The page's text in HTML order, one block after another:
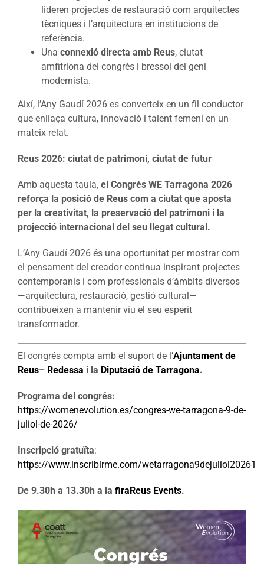
lideren projectes de restauració com arquitectes
tècniques i l’arquitectura en institucions de
referència.
Una connexió directa amb Reus, ciutat
amfitriona del congrés i bressol del geni
modernista.
Així, l’Any Gaudí 2026 es converteix en un fil conductor
que enllaça cultura, innovació i talent femení en un
mateix relat.
Reus 2026: ciutat de patrimoni, ciutat de futur
Amb aquesta taula, el Congrés WE Tarragona 2026
reforça la posició de Reus com a ciutat que aposta
per la creativitat, la preservació del patrimoni i la
projecció internacional del seu llegat cultural.
L’Any Gaudí 2026 és una oportunitat per mostrar com
el pensament del creador continua inspirant projectes
contemporanis i com professionals d’àmbits diversos
—arquitectura, restauració, gestió cultural—
contribueixen a mantenir viu el seu esperit
transformador.
El congrés compta amb el suport de l’Ajuntament de
Reus– Redessa i la Diputació de Tarragona.
Programa del congrés:
https://womenevolution.es/congres-we-tarragona-9-de-
juliol-de-2026/
Inscripció gratuïta:
https://www.inscribirme.com/wetarragona9dejuliol20261
De 9.30h a 13.30h a la firaReus Events.